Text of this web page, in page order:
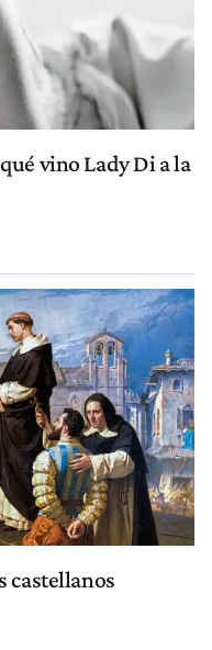
vino Lady Di a la
castellanos